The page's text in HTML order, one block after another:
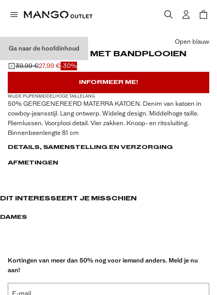
Ga naar de hoofdinhoud
WIDELEG JEANS MET BANDPLOOIEN
Oorspronkelijke prijs doorgehaald [39,99 € ]
39,99 €
Huidige prijs [27,99 € ]
27,99 €-30%
Kies een kleur
Open blauw
INFORMEER ME!
WIJDE PIJPENMIDDELHOGE TAILLELANG
50% GEREGENEREERD MATERRA KATOEN. Denim van katoen in
cowboy-jeansstijl. Lang ontwerp. Wideleg design. Middelhoge taille.
Riemlussen. Voorplooi detail. Vier zakken. Knoop- en ritssluiting.
Binnenbeenlengte 81 cm
DETAILS, SAMENSTELLING EN VERZORGING
AFMETINGEN
DIT INTERESSEERT JE MISSCHIEN
DAMES
Kortingen van meer dan 50% nog voor iemand anders. Meld je nu
aan!
E-mail